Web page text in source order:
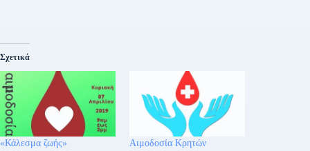
Σχετικά
«Κάλεσμα ζωής»
Αιμοδοσία Κρητών